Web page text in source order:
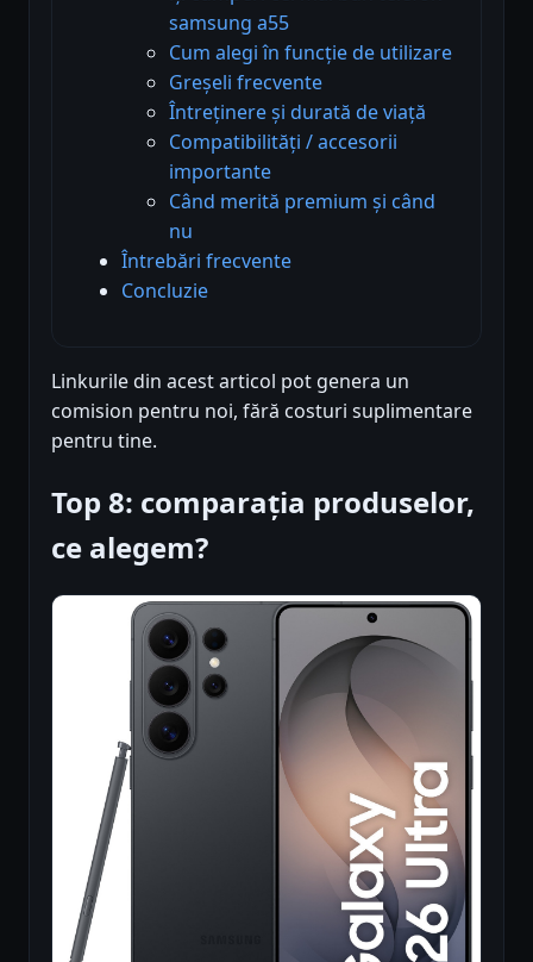
samsung a55
Cum alegi în funcție de utilizare
Greșeli frecvente
Întreținere și durată de viață
Compatibilități / accesorii
importante
Când merită premium și când
nu
Întrebări frecvente
Concluzie
Linkurile din acest articol pot genera un
comision pentru noi, fără costuri suplimentare
pentru tine.
Top 8: comparația produselor,
ce alegem?